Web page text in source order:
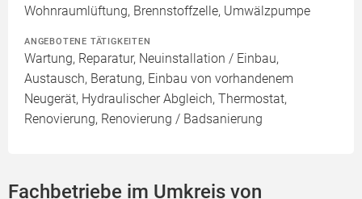
Wohnraumlüftung, Brennstoffzelle, Umwälzpumpe
ANGEBOTENE TÄTIGKEITEN
Wartung, Reparatur, Neuinstallation / Einbau,
Austausch, Beratung, Einbau von vorhandenem
Neugerät, Hydraulischer Abgleich, Thermostat,
Renovierung, Renovierung / Badsanierung
Fachbetriebe im Umkreis von